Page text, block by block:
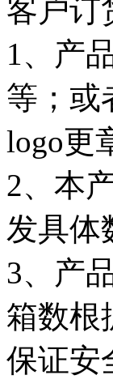
客户订
1、产
等；或
logo更
2、本
发具体
3、产
箱数根
保证安